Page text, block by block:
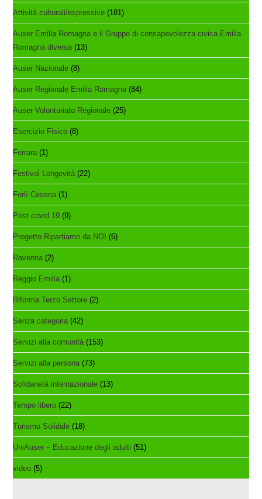
Attività culturali/espressive (181)
Auser Emilia Romagna e il Gruppo di consapevolezza civica Emilia
Romagna diversa (13)
Auser Nazionale (8)
Auser Regionale Emilia Romagna (84)
Auser Volontariato Regionale (25)
Esercizio Fisico (8)
Ferrara (1)
Festival Longevità (22)
Forlì Cesena (1)
Post covid 19 (9)
Progetto Ripartiamo da NOI (6)
Ravenna (2)
Reggio Emilia (1)
Riforma Terzo Settore (2)
Senza categoria (42)
Servizi alla comunità (153)
Servizi alla persona (73)
Solidarietà internazionale (13)
Tempo libero (22)
Turismo Solidale (18)
UniAuser – Educazione degli adulti (51)
video (5)